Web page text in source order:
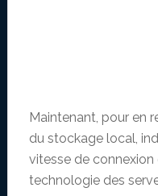
Maintenant, pour en
du stockage local,
vitesse de
technologie des